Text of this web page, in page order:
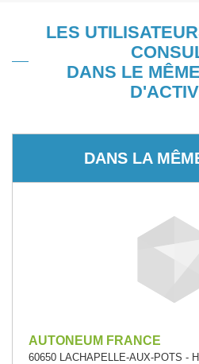
LES
DANS LE
DANS LA
AUTONEUM FRANCE
60650 LACHAPELLE-AUX-POTS -